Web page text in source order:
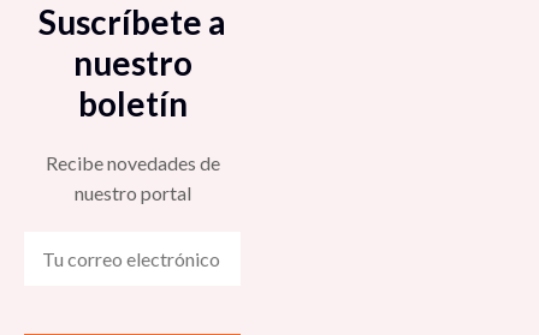
Suscríbete a
nuestro
boletín
Recibe novedades de
nuestro portal